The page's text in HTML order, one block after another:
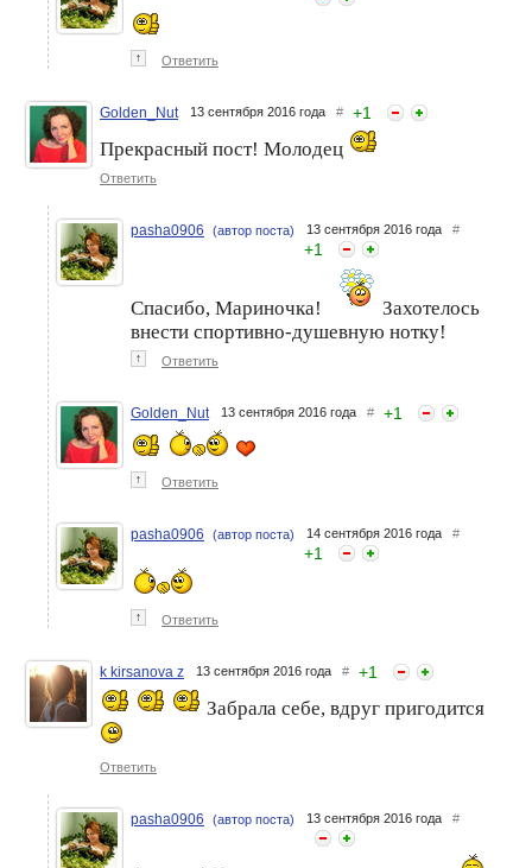
↑ Ответить
Golden_Nut 13 сентября 2016 года # +1
Прекрасный пост! Молодец
Ответить
pasha0906 (автор поста) 13 сентября 2016 года #
+1
Спасибо, Мариночка!
Захотелось
внести спортивно-душевную нотку!
↑ Ответить
Golden_Nut 13 сентября 2016 года # +1
↑ Ответить
pasha0906 (автор поста) 14 сентября 2016 года #
+1
↑ Ответить
k kirsanova z 13 сентября 2016 года # +1
Забрала себе, вдруг пригодится
Ответить
pasha0906 (автор поста) 13 сентября 2016 года #